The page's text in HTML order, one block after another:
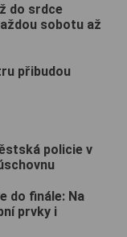
do srdce
sobotu až
přibudou
policie v
do finále: Na
prvky i